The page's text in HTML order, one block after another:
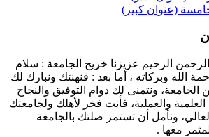
(عنوان كبير)
الرحيم عزيزنا خريج الجامعة : سلام
الله وبركاته ، أما بعد : فنهنئك ونبارك لك
ونتمنى لك دوام التوفيق والنجاح
والعملية، فأنت فخر لأهلك ولجامعتك
ونأمل أن تستمر صلتك بالجامعة
معها .